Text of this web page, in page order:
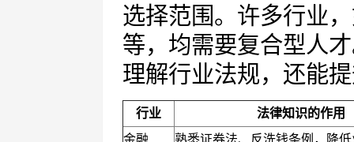
选择范围。许多行业
等，均需要复合型人
理解行业法规，还能
行业
法律知识的作用
金融
熟悉证券法、反洗钱条例，降